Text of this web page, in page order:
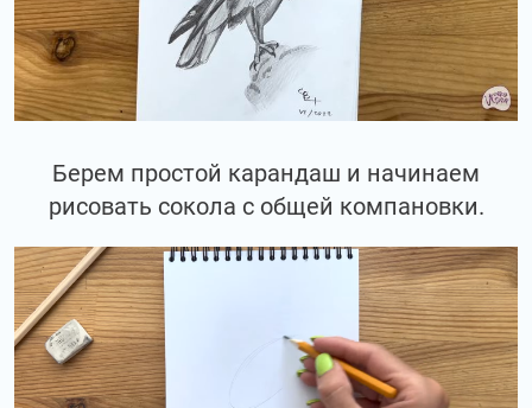
Берем простой карандаш и начинаем
рисовать сокола с общей компановки.